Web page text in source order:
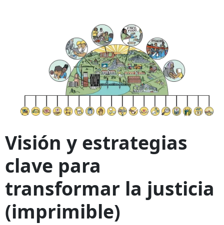
Visión y estrategias
clave para
transformar la justicia
(imprimible)